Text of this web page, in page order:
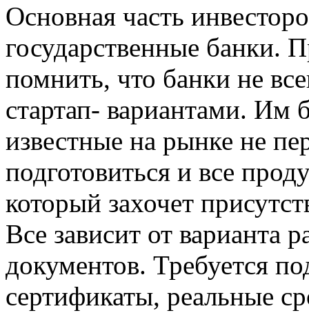
Основная часть
государственные банки.
помнить, что банки не
стартап- вариантами. Им
известные на рынке не
подготовиться и все
который захочет
Все зависит от варианта
документов. Требуется
сертификаты, реальные